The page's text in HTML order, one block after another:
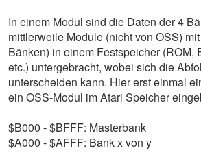
In einem Modul sind die Daten der 4
mittlerweile Module (nicht von OSS)
Bänken) in einem Festspeicher (ROM,
etc.) untergebracht, wobei sich die
unterscheiden kann. Hier erst einmal
ein OSS-Modul im Atari Speicher
$B000 - $BFFF: Masterbank
$A000 - $AFFF: Bank x von y